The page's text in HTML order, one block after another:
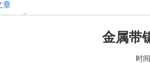
章
金属带
时